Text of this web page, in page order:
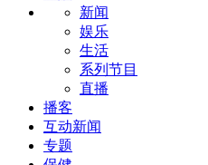
新闻
娱乐
生活
系列节目
直播
播客
互动新闻
专题